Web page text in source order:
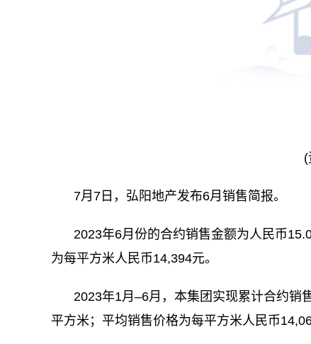
(
7月7日，弘阳地产发布6月销售简报。
2023年6月份的合约销售金额为人民币
为每平方米人民币14,394元。
2023年1月–6月，本集团实现累计合约销
平方米；平均销售价格为每平方米人民币